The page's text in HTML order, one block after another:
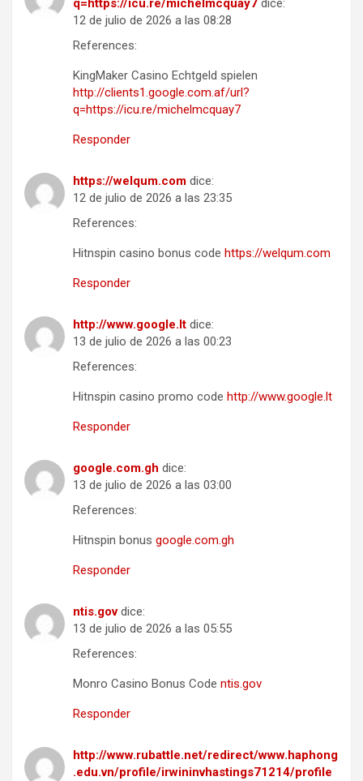
q=https://icu.re/michelmcquay7 dice:
12 de julio de 2026 a las 08:28
References:
KingMaker Casino Echtgeld spielen
http://clients1.google.com.af/url?
q=https://icu.re/michelmcquay7
Responder
https://welqum.com dice:
12 de julio de 2026 a las 23:35
References:
Hitnspin casino bonus code https://welqum.com
Responder
http://www.google.lt dice:
13 de julio de 2026 a las 00:23
References:
Hitnspin casino promo code http://www.google.lt
Responder
google.com.gh dice:
13 de julio de 2026 a las 03:00
References:
Hitnspin bonus google.com.gh
Responder
ntis.gov dice:
13 de julio de 2026 a las 05:55
References:
Monro Casino Bonus Code ntis.gov
Responder
http://www.rubattle.net/redirect/www.haphong
.edu.vn/profile/irwininvhastings71214/profile